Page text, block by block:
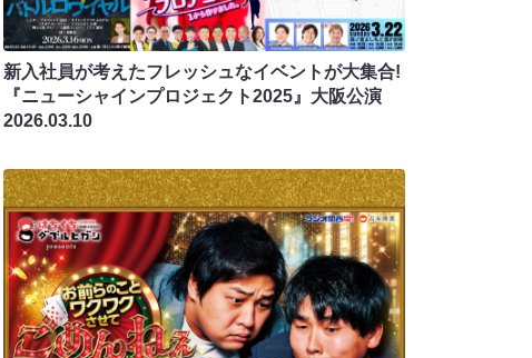
新入社員が考えたフレッシュなイベントが大集合!
『ニューシャインプロジェクト2025』大阪公演
2026.03.10